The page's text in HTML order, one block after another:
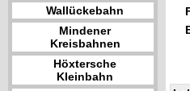
Wallückebahn
Mindener
Kreisbahnen
Höxtersche
Kleinbahn